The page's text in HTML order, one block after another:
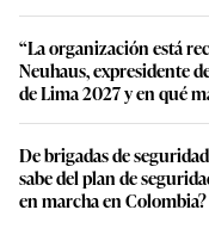
“La organización está
Neuhaus, expresidente
de Lima 2027 y en qué
De brigadas de
sabe del plan de
en marcha en Colombia?